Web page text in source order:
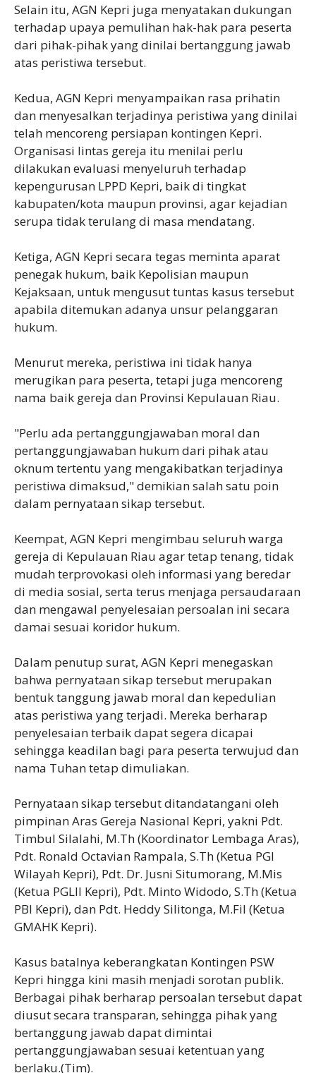
‎Selain itu, AGN Kepri juga menyatakan dukungan
terhadap upaya pemulihan hak-hak para peserta
dari pihak-pihak yang dinilai bertanggung jawab
atas peristiwa tersebut.
‎Kedua, AGN Kepri menyampaikan rasa prihatin
dan menyesalkan terjadinya peristiwa yang dinilai
telah mencoreng persiapan kontingen Kepri.
Organisasi lintas gereja itu menilai perlu
dilakukan evaluasi menyeluruh terhadap
kepengurusan LPPD Kepri, baik di tingkat
kabupaten/kota maupun provinsi, agar kejadian
serupa tidak terulang di masa mendatang.
‎Ketiga, AGN Kepri secara tegas meminta aparat
penegak hukum, baik Kepolisian maupun
Kejaksaan, untuk mengusut tuntas kasus tersebut
apabila ditemukan adanya unsur pelanggaran
hukum.
‎Menurut mereka, peristiwa ini tidak hanya
merugikan para peserta, tetapi juga mencoreng
nama baik gereja dan Provinsi Kepulauan Riau.
‎"Perlu ada pertanggungjawaban moral dan
pertanggungjawaban hukum dari pihak atau
oknum tertentu yang mengakibatkan terjadinya
peristiwa dimaksud," demikian salah satu poin
dalam pernyataan sikap tersebut.
‎Keempat, AGN Kepri mengimbau seluruh warga
gereja di Kepulauan Riau agar tetap tenang, tidak
mudah terprovokasi oleh informasi yang beredar
di media sosial, serta terus menjaga persaudaraan
dan mengawal penyelesaian persoalan ini secara
damai sesuai koridor hukum.
‎Dalam penutup surat, AGN Kepri menegaskan
bahwa pernyataan sikap tersebut merupakan
bentuk tanggung jawab moral dan kepedulian
atas peristiwa yang terjadi. Mereka berharap
penyelesaian terbaik dapat segera dicapai
sehingga keadilan bagi para peserta terwujud dan
nama Tuhan tetap dimuliakan.
‎Pernyataan sikap tersebut ditandatangani oleh
pimpinan Aras Gereja Nasional Kepri, yakni Pdt.
Timbul Silalahi, M.Th (Koordinator Lembaga Aras),
Pdt. Ronald Octavian Rampala, S.Th (Ketua PGI
Wilayah Kepri), Pdt. Dr. Jusni Situmorang, M.Mis
(Ketua PGLII Kepri), Pdt. Minto Widodo, S.Th (Ketua
PBI Kepri), dan Pdt. Heddy Silitonga, M.Fil (Ketua
GMAHK Kepri).
‎Kasus batalnya keberangkatan Kontingen PSW
Kepri hingga kini masih menjadi sorotan publik.
Berbagai pihak berharap persoalan tersebut dapat
diusut secara transparan, sehingga pihak yang
bertanggung jawab dapat dimintai
pertanggungjawaban sesuai ketentuan yang
berlaku.(Tim).